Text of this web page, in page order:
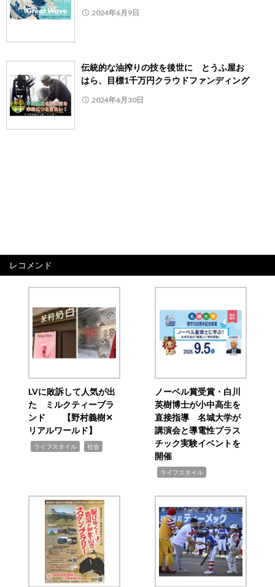
2024年6月9日
伝統的な油搾りの技を後世に とうふ屋お
はら、目標1千万円クラウドファンディング
2024年6月30日
レコメンド
LVに敗訴して人気が出
た ミルクティーブラ
ンド 【野村義樹✕
リアルワールド】
ライフスタイル 社会
ノーベル賞受賞・白川
英樹博士が小中高生を
直接指導 名城大学が
講演会と導電性プラス
チック実験イベントを
開催
ライフスタイル